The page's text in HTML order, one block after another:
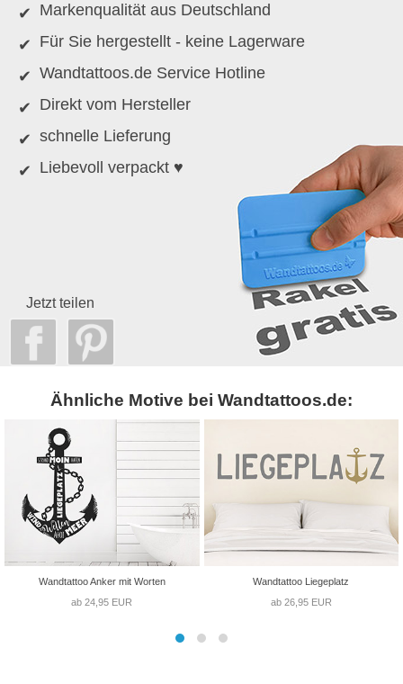
Markenqualität aus Deutschland
Für Sie hergestellt - keine Lagerware
Wandtattoos.de Service Hotline
Direkt vom Hersteller
schnelle Lieferung
Liebevoll verpackt ♥
Jetzt teilen
Ähnliche Motive bei Wandtattoos.de:
Wandtattoo Anker mit Worten
ab 24,95 EUR
Wandtattoo Liegeplatz
ab 26,95 EUR